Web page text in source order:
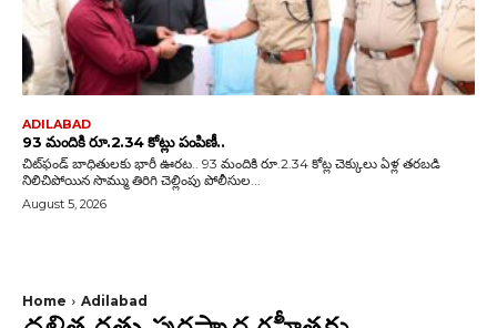
ADILABAD
93 మందికి రూ.2.34 కోట్లు పంపిణీ..
చిట్‌ఫండ్ బాధితులకు భారీ ఊరట.. 93 మందికి రూ.2.34 కోట్ల చెక్కులు ఏళ్ల తరబడి
నిలిచిపోయిన సొమ్ము తిరిగి చెల్లింపు పోలీసుల...
August 5, 2026